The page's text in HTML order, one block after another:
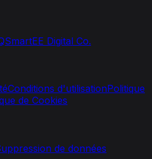
SmartEE Digital Co.
Conditions d'utilisationPolitique
de Cookies
de données